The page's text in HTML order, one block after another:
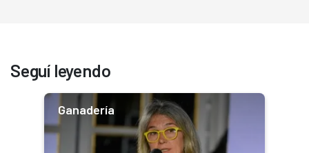
Seguí leyendo
Ganadería